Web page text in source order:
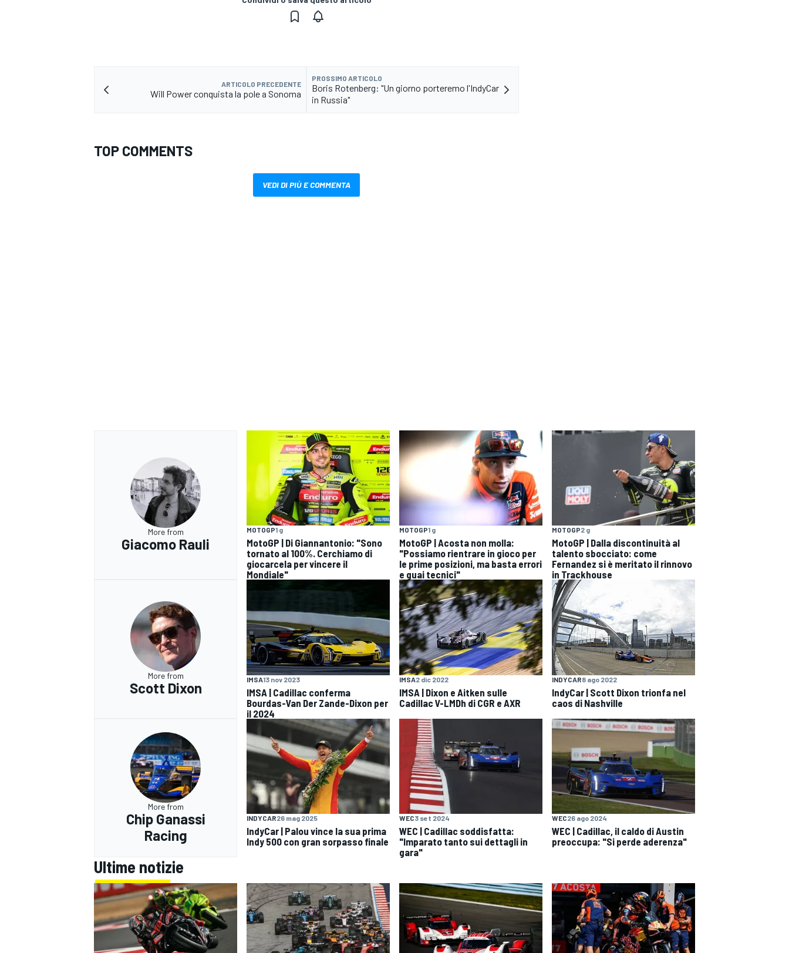
ARTICOLO PRECEDENTE
Will Power conquista la pole a Sonoma
PROSSIMO ARTICOLO
Boris Rotenberg: "Un giorno porteremo l'IndyCar
in Russia"
TOP COMMENTS
VEDI DI PIÙ E COMMENTA
More from
Giacomo Rauli
MOTOGP1 g
MotoGP | Di Giannantonio: "Sono
tornato al 100%. Cerchiamo di
giocarcela per vincere il
Mondiale"
MOTOGP1 g
MotoGP | Acosta non molla:
"Possiamo rientrare in gioco per
le prime posizioni, ma basta errori
e guai tecnici"
MOTOGP2 g
MotoGP | Dalla discontinuità al
talento sbocciato: come
Fernandez si è meritato il rinnovo
in Trackhouse
More from
Scott Dixon
IMSA13 nov 2023
IMSA | Cadillac conferma
Bourdas-Van Der Zande-Dixon per
il 2024
IMSA2 dic 2022
IMSA | Dixon e Aitken sulle
Cadillac V-LMDh di CGR e AXR
INDYCAR8 ago 2022
IndyCar | Scott Dixon trionfa nel
caos di Nashville
More from
Chip Ganassi
Racing
INDYCAR26 mag 2025
IndyCar | Palou vince la sua prima
Indy 500 con gran sorpasso finale
WEC3 set 2024
WEC | Cadillac soddisfatta:
"Imparato tanto sui dettagli in
gara"
WEC26 ago 2024
WEC | Cadillac, il caldo di Austin
preoccupa: "Si perde aderenza"
Ultime notizie